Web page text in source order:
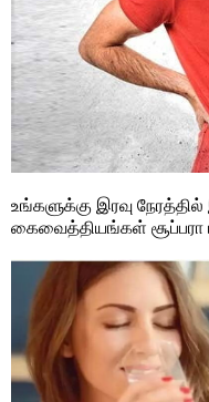
உங்களுக்கு இரவு நேரத்தில்
கைவைத்தியங்கள் சூப்பரா